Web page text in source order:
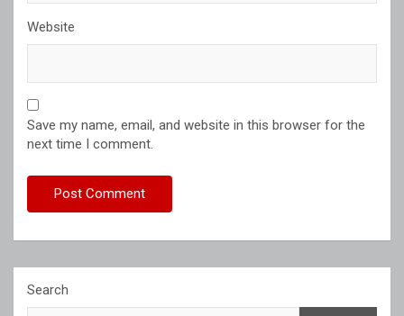
Website
Save my name, email, and website in this browser for the
next time I comment.
Search